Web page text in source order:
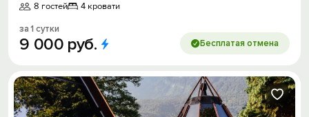
8 гостей 4 кровати
за 1 сутки
9 000 руб. Бесплатая отмена